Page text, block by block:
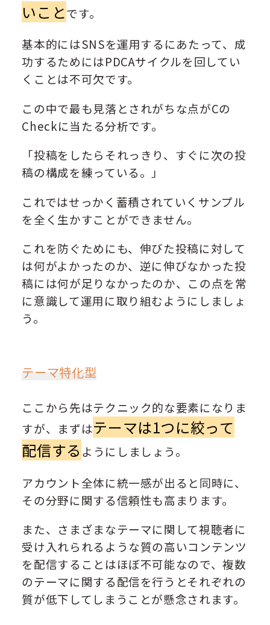
いことです。
基本的にはSNSを運用するにあたって、成
功するためにはPDCAサイクルを回してい
くことは不可欠です。
この中で最も見落とされがちな点がCの
Checkに当たる分析です。
「投稿をしたらそれっきり、すぐに次の投
稿の構成を練っている。」
これではせっかく蓄積されていくサンプル
を全く生かすことができません。
これを防ぐためにも、伸びた投稿に対して
は何がよかったのか、逆に伸びなかった投
稿には何が足りなかったのか、この点を常
に意識して運用に取り組むようにしましょ
う。
テーマ特化型
ここから先はテクニック的な要素になりま
すが、まずはテーマは1つに絞って
配信する ようにしましょう。
アカウント全体に統一感が出ると同時に、
その分野に関する信頼性も高まります。
また、さまざまなテーマに関して視聴者に
受け入れられるような質の高いコンテンツ
を配信することはほぼ不可能なので、複数
のテーマに関する配信を行うとそれぞれの
質が低下してしまうことが懸念されます。